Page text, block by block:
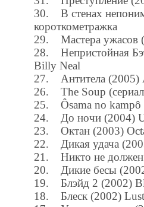
30. В стенах
короткометражка
29. Мастера ужасов
28. Непристойная
Billy Neal
27. Антитела (2005)
26. The Soup
25. Ôsama no kampô
24. До ночи (2004)
23. Октан (2003)
22. Дикая удача
21. Никто не должен
20. Дикие бесы
19. Блэйд 2 (2002)
18. Блеск (2002)